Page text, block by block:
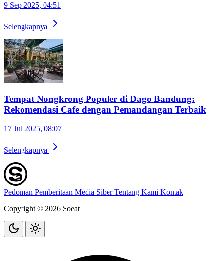
9 Sep 2025, 04:51
Selengkapnya
Tempat Nongkrong Populer di Dago Bandung:
Rekomendasi Cafe dengan Pemandangan Terbaik
17 Jul 2025, 08:07
Selengkapnya
Pedoman Pemberitaan Media SiberTentang Kami Kontak
Copyright © 2026 Soeat